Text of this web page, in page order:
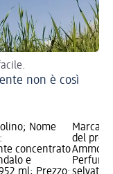
non è così
Nome
concentrato
e
ml; Prezzo:
Marca:
del